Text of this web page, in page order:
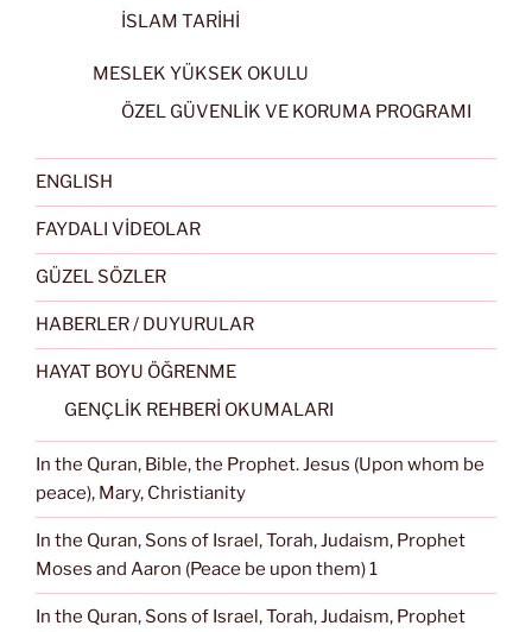
İSLAM TARİHİ
MESLEK YÜKSEK OKULU
ÖZEL GÜVENLİK VE KORUMA PROGRAMI
ENGLISH
FAYDALI VİDEOLAR
GÜZEL SÖZLER
HABERLER / DUYURULAR
HAYAT BOYU ÖĞRENME
GENÇLİK REHBERİ OKUMALARI
In the Quran, Bible, the Prophet. Jesus (Upon whom be
peace), Mary, Christianity
In the Quran, Sons of Israel, Torah, Judaism, Prophet
Moses and Aaron (Peace be upon them) 1
In the Quran, Sons of Israel, Torah, Judaism, Prophet